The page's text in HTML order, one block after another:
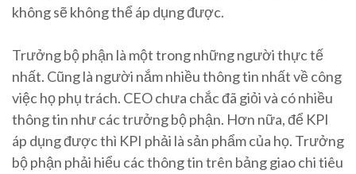
không sẽ không thể áp dụng được.
Trưởng bộ phận là một trong những người thực tế
nhất. Cũng là người nắm nhiều thông tin nhất về công
việc họ phụ trách. CEO chưa chắc đã giỏi và có nhiều
thông tin như các trưởng bộ phận. Hơn nữa, để KPI
áp dụng được thì KPI phải là sản phẩm của họ. Trưởng
bộ phận phải hiểu các thông tin trên bảng giao chi tiêu